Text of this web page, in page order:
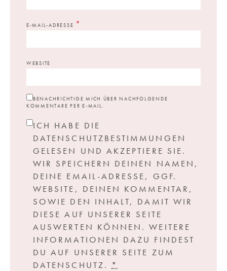
E-MAIL-ADRESSE *
WEBSITE
BENACHRICHTIGE MICH ÜBER NACHFOLGENDE
KOMMENTARE PER E-MAIL.
ICH HABE DIE
DATENSCHUTZBESTIMMUNGEN
GELESEN UND AKZEPTIERE SIE.
WIR SPEICHERN DEINEN NAMEN,
DEINE EMAIL-ADRESSE, GGF.
WEBSITE, DEINEN KOMMENTAR,
SOWIE DEN INHALT, DAMIT WIR
DIESE AUF UNSERER SEITE
AUSWERTEN KÖNNEN. WEITERE
INFORMATIONEN DAZU FINDEST
DU AUF UNSERER SEITE ZUM
DATENSCHUTZ. *